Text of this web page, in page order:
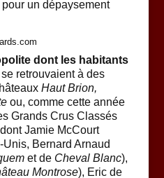
un dépaysement
dont les habitants
retrouvaient à des
Haut Brion,
ou, comme cette année
Grands Crus Classés
Jamie McCourt
Bernard Arnaud
et de Cheval Blanc),
Montrose), Eric de